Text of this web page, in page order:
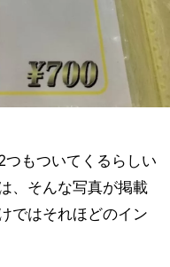
もついてくるらしい
、そんな写真が掲載
ではそれほどのイン